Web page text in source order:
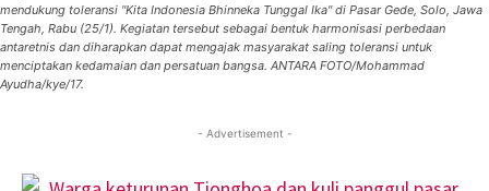
mendukung toleransi "Kita Indonesia Bhinneka Tunggal Ika" di Pasar Gede, Solo, Jawa
Tengah, Rabu (25/1). Kegiatan tersebut sebagai bentuk harmonisasi perbedaan
antaretnis dan diharapkan dapat mengajak masyarakat saling toleransi untuk
menciptakan kedamaian dan persatuan bangsa. ANTARA FOTO/Mohammad
Ayudha/kye/17.
- Advertisement -